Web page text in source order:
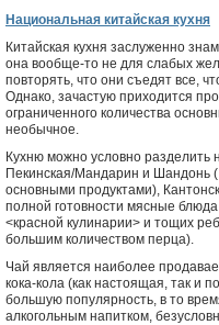
Национальная китайская кухня
Китайская кухня заслуженно
она вообще-то не для слабых
повторять, что они съедят все,
Однако, зачастую приходится
ограниченного количества
необычное.
Кухню можно условно разделить
Пекинская/Мандарин и Шандонь
основными продуктами),
полной готовности мясные
<красной кулинарии> и тощих
большим количеством перца).
Чай является наиболее
кока-кола (как настоящая, так и
большую популярность, в то
алкогольным напитком,